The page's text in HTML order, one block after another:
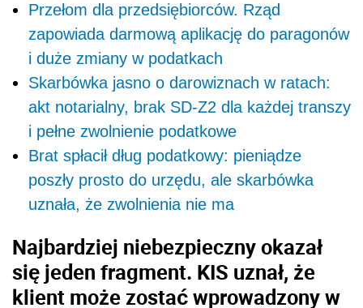
Przełom dla przedsiębiorców. Rząd
zapowiada darmową aplikację do paragonów
i duże zmiany w podatkach
Skarbówka jasno o darowiznach w ratach:
akt notarialny, brak SD-Z2 dla każdej transzy
i pełne zwolnienie podatkowe
Brat spłacił dług podatkowy: pieniądze
poszły prosto do urzędu, ale skarbówka
uznała, że zwolnienia nie ma
Najbardziej niebezpieczny okazał
się jeden fragment. KIS uznał, że
klient może zostać wprowadzony w